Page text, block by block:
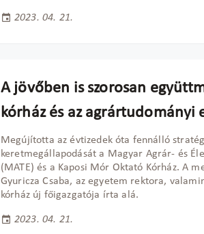
2023. 04. 21.
A jövőben is szorosan
kórház és az agrártudományi
Megújította az évtizedek óta fennálló
keretmegállapodását a Magyar Agrár- és
(MATE) és a Kaposi Mór Oktató Kórház. A
Gyuricza Csaba, az egyetem rektora,
kórház új főigazgatója írta alá.
2023. 04. 21.